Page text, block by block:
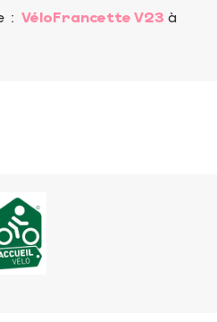
: VéloFrancette V23 à